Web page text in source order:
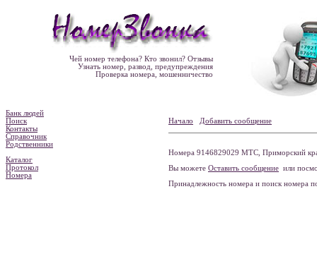
Чей номер телефона? Кто звонил? Отзывы
Узнать номер, развод, предупреждения
Проверка номера, мошенничество
Банк людей
Поиск
Контакты
Справочник
Родственники
Каталог
Протокол
Номера
Начало Добавить сообщение
Номера 9146829029 МТС, Приморский
Вы можете Оставить сообщение или
Принадлежность номера и поиск номера